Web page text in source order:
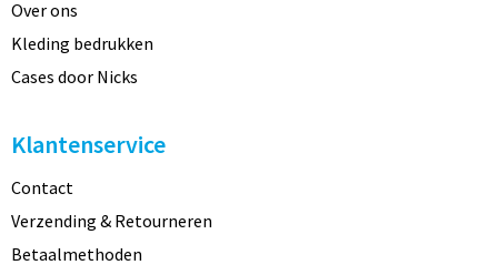
Over ons
Kleding bedrukken
Cases door Nicks
Klantenservice
Contact
Verzending & Retourneren
Betaalmethoden